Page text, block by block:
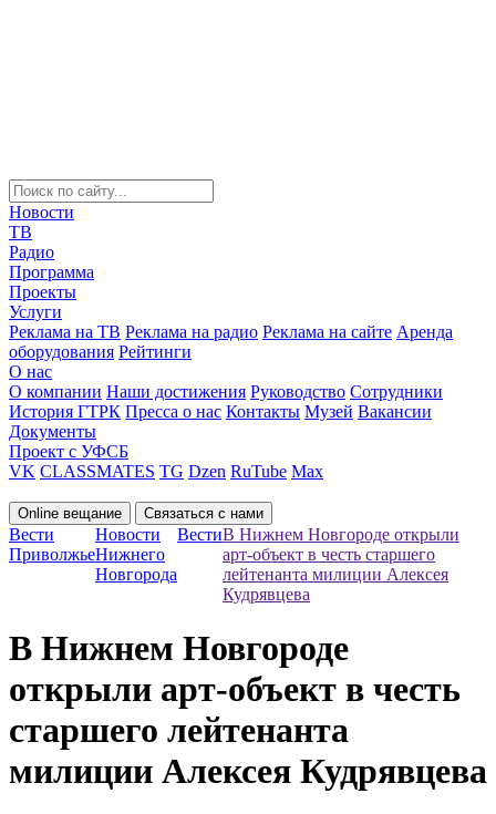
Новости
ТВ
Радио
Программа
Проекты
Услуги
Реклама на ТВ Реклама на радио Реклама на сайте Аренда
оборудования Рейтинги
О нас
О компании Наши достижения Руководство Сотрудники
История ГТРК Пресса о нас Контакты Музей Вакансии
Документы
Проект с УФСБ
VK CLASSMATES TG Dzen RuTube Max
Online вещание Связаться с нами
Вести
Приволжье
Новости
Нижнего
Новгорода
ВестиВ Нижнем Новгороде открыли
арт-объект в честь старшего
лейтенанта милиции Алексея
Кудрявцева
В Нижнем Новгороде
открыли арт-объект в честь
старшего лейтенанта
милиции Алексея Кудрявцева